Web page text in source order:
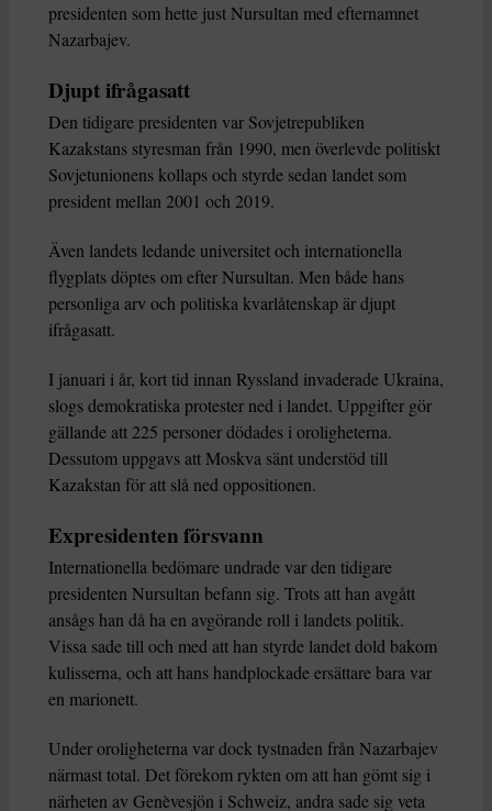
presidenten som hette just Nursultan med efternamnet
Nazarbajev.
Djupt ifrågasatt
Den tidigare presidenten var Sovjetrepubliken
Kazakstans styresman från 1990, men överlevde politiskt
Sovjetunionens kollaps och styrde sedan landet som
president mellan 2001 och 2019.
Även landets ledande universitet och internationella
flygplats döptes om efter Nursultan. Men både hans
personliga arv och politiska kvarlåtenskap är djupt
ifrågasatt.
I januari i år, kort tid innan Ryssland invaderade Ukraina,
slogs demokratiska protester ned i landet. Uppgifter gör
gällande att 225 personer dödades i oroligheterna.
Dessutom uppgavs att Moskva sänt understöd till
Kazakstan för att slå ned oppositionen.
Expresidenten försvann
Internationella bedömare undrade var den tidigare
presidenten Nursultan befann sig. Trots att han avgått
ansågs han då ha en avgörande roll i landets politik.
Vissa sade till och med att han styrde landet dold bakom
kulisserna, och att hans handplockade ersättare bara var
en marionett.
Under oroligheterna var dock tystnaden från Nazarbajev
närmast total. Det förekom rykten om att han gömt sig i
närheten av Genèvesjön i Schweiz, andra sade sig veta